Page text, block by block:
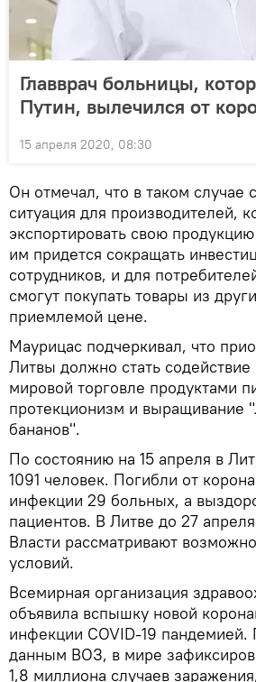
Главврач больницы,
Путин, вылечился от
15 апреля 2020, 08:30
Он отмечал, что в таком случае
ситуация для производителей,
экспортировать свою
им придется сокращать
сотрудников, и для
смогут покупать товары из
приемлемой цене.
Маурицас подчеркивал, что
Литвы должно стать содействие
мировой торговле продуктами
протекционизм и выращивание
бананов".
По состоянию на 15 апреля в
1091 человек. Погибли от
инфекции 29 больных, а
пациентов. В Литве до 27
Власти рассматривают
условий.
Всемирная организация
объявила вспышку новой
инфекции COVID-19
данным ВОЗ, в мире
1,8 миллиона случаев